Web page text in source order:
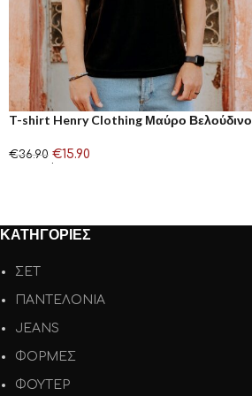
T-shirt Henry Clothing Μαύρο Βελούδινο
€36.90 €15.90
ΚΑΤΗΓΟΡΙΕΣ
ΣΕΤ
ΠΑΝΤΕΛΟΝΙΑ
JEANS
ΦΟΡΜΕΣ
ΦΟΥΤΕΡ